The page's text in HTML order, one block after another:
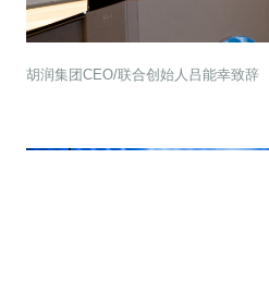
胡润集团CEO/联合创始人吕能幸致辞